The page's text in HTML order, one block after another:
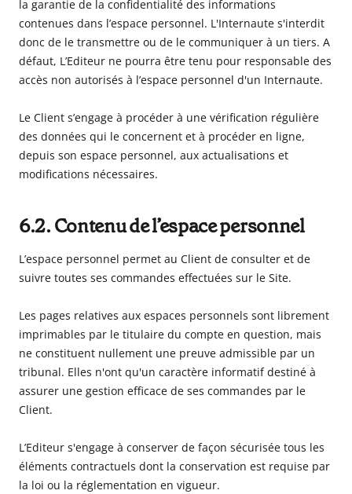
la garantie de la confidentialité des informations
contenues dans l’espace personnel. L'Internaute s'interdit
donc de le transmettre ou de le communiquer à un tiers. A
défaut, L’Editeur ne pourra être tenu pour responsable des
accès non autorisés à l’espace personnel d'un Internaute.
Le Client s’engage à procéder à une vérification régulière
des données qui le concernent et à procéder en ligne,
depuis son espace personnel, aux actualisations et
modifications nécessaires.
6.2. Contenu de l’espace personnel
L’espace personnel permet au Client de consulter et de
suivre toutes ses commandes effectuées sur le Site.
Les pages relatives aux espaces personnels sont librement
imprimables par le titulaire du compte en question, mais
ne constituent nullement une preuve admissible par un
tribunal. Elles n'ont qu'un caractère informatif destiné à
assurer une gestion efficace de ses commandes par le
Client.
L’Editeur s'engage à conserver de façon sécurisée tous les
éléments contractuels dont la conservation est requise par
la loi ou la réglementation en vigueur.